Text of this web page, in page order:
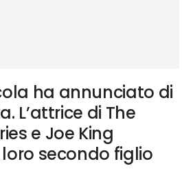
ha annunciato di
L’attrice di The
e Joe King
secondo figlio